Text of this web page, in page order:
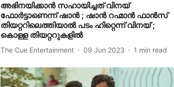
അഭിനയിക്കാൻ സഹായിച്ചത് വിനയ്
ഫോർട്ടാണെന്ന് ഷാൻ ; ഷാൻ റഹ്മാൻ ഫാൻസ്
തിയറ്ററിലെത്തിയാൽ പടം ഹിറ്റെന്ന് വിനയ് ;
കൊള്ള തിയറ്ററുകളിൽ
The Cue Entertainment 09 Jun 2023 1 min read